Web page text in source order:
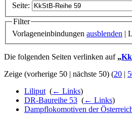
Seite:
Filter
Vorlageneinbindungen ausblenden |
Die folgenden Seiten verlinken auf „
Zeige (vorherige 50 | nächste 50) (20 |
Liliput (← Links)
DR-Baureihe 53 (← Links)
Dampflokomotiven der